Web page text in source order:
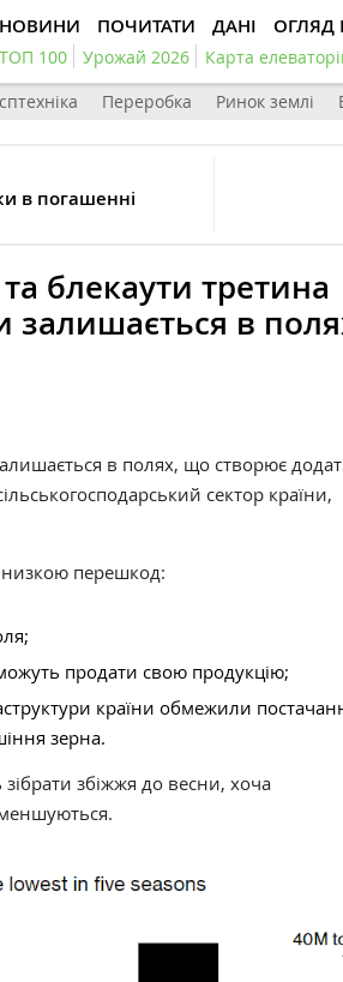
НОВИНИ ПОЧИТАТИ ДАНІ ОГЛЯД
ТОП 100 Урожай 2026 Карта
Переробка Ринок землі
в погашенні
блекаути третина
залишається в
в полях, що створює
сектор країни,
низкою перешкод:
можуть продати свою продукцію;
країни обмежили
зерна.
збіжжя до весни, хоча